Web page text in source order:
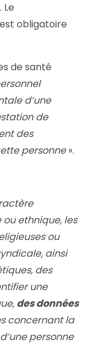
obligatoire
de santé
d’une
de
des
personne».
ethnique, les
ou
ainsi
des
une
des données
concernant la
personne